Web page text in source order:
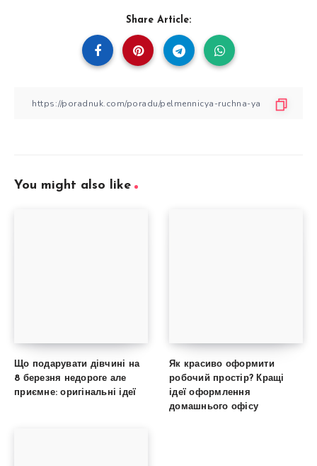
Share Article:
You might also like
Що подарувати дівчині на
8 березня недороге але
приємне: оригінальні ідеї
Як красиво оформити
робочий простір? Кращі
ідеї оформлення
домашнього офісу